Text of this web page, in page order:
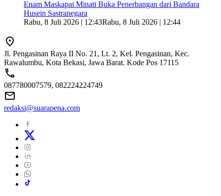
Enam Maskapai Minati Buka Penerbangan dari Bandara
Husein Sastranegara
Rabu, 8 Juli 2026 | 12:43Rabu, 8 Juli 2026 | 12:44
Jl. Pengasinan Raya II No. 21, Lt. 2, Kel. Pengasinan, Kec.
Rawalumbu, Kota Bekasi, Jawa Barat. Kode Pos 17115
087780007579, 082224224749
redaksi@suarapena.com